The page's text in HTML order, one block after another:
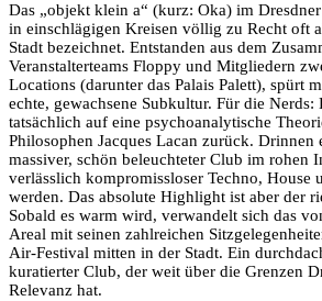
Das „objekt klein a“ (kurz: Oka) im
in einschlägigen Kreisen völlig zu Recht oft
Stadt bezeichnet. Entstanden aus dem
Veranstalterteams Floppy und Mitgliedern
Locations (darunter das Palais Palett), spürt
echte, gewachsene Subkultur. Für die Nerds:
tatsächlich auf eine psychoanalytische
Philosophen Jacques Lacan zurück. Drinnen
massiver, schön beleuchteter Club im rohen
verlässlich kompromissloser Techno, House
werden. Das absolute Highlight ist aber der
Sobald es warm wird, verwandelt sich das
Areal mit seinen zahlreichen
Air-Festival mitten in der Stadt. Ein
kuratierter Club, der weit über die Grenzen
Relevanz hat.